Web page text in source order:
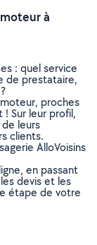
à
: quel service
de prestataire,
proches
Sur leur profil,
leurs
clients.
AlloVoisins
en passant
devis et les
étape de votre